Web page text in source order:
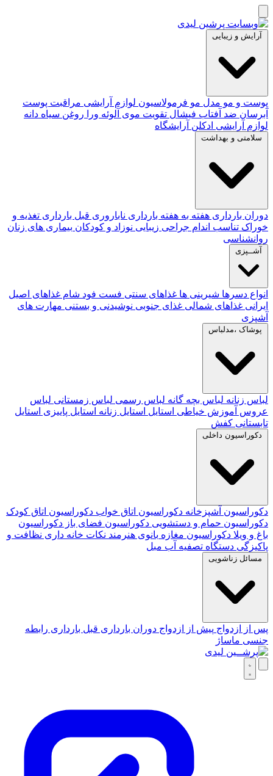
آرایش و زیبایی
پوست و مو مدل مو فرمولاسیون لوازم آرایشی مراقبت پوست
آبرسان ضد آفتاب فیشال تقویت موی آلوئه‌ ورا روغن سیاه دانه
لوازم آرایشی ادکلن آرایشگاه
سلامتی و بهداشت
دوران بارداری هفته به هفته بارداری ناباروری قبل بارداری تغذیه و
خوراک تناسب اندام جراحی زیبایی نوزاد و کودکان بیماری های زنان
روانشناسی
آشــپزی
انواع دسرها شیرینی ها غذاهای سنتی فست فود شام غذاهای اصیل
ایرانی غذاهای شمالی غذای جنوبی نوشیدنی و بستنی مهارت های
آشپزی
پوشاک ،مدلباس
لباس زنانه لباس بچه گانه لباس رسمی لباس زمستانی لباس
عروس آموزش خیاطی استایل استایل زنانه استایل پاییزی استایل
تابستانی کفش
دکوراسیون داخلی
دکوراسیون آشپزخانه دکوراسیون اتاق خواب دکوراسیون اتاق کودک
دکوراسیون حمام و دستشویی دکوراسیون فضای باز دکوراسیون
باغ و ویلا دکوراسیون مغازه بانوی هنرمند نکات خانه داری نظافت و
پاکیزگی دستگاه تصفیه آب مبل
مسائل زناشویی
پس از ازدواج پیش از ازدواج دوران بارداری قبل بارداری رابطه
جنسی ماساژ